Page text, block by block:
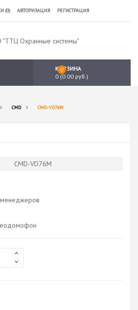
(0) АВТОРИЗАЦИЯ РЕГИСТРАЦИЯ
КОРЗИНА
0
0 (0.00 руб.)
CMD CMD-VD76M
менеджеров